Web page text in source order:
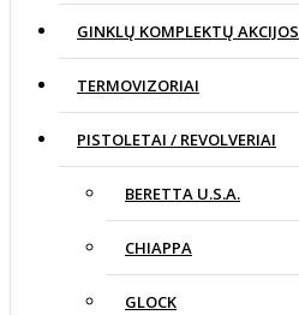
GINKLŲ KOMPLEKTŲ AKCIJOS
TERMOVIZORIAI
PISTOLETAI / REVOLVERIAI
BERETTA U.S.A.
CHIAPPA
GLOCK